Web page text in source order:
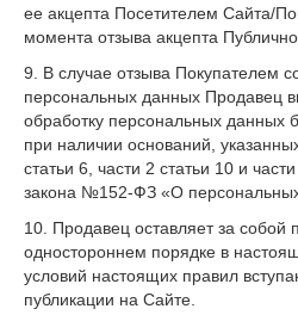
ее акцепта Посетителем Сайта/
момента отзыва акцепта
9. В случае отзыва Покупателем
персональных данных Продавец
обработку персональных данных
при наличии оснований,
статьи 6, части 2 статьи 10 и
закона №152-ФЗ «О
10. Продавец оставляет за собой
одностороннем порядке в
условий настоящих правил
публикации на Сайте.